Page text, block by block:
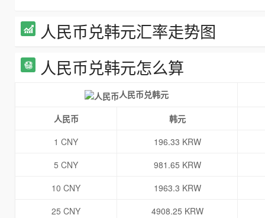
人民币兑韩元汇率走势图
人民币兑韩元怎么算
人民币兑韩元
人民币
韩元
1 CNY
196.33 KRW
5 CNY
981.65 KRW
10 CNY
1963.3 KRW
25 CNY
4908.25 KRW